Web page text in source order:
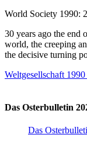
World Society 1990:
30 years ago the end
world, the creeping
the decisive turning
Weltgesellschaft
Das Osterbulletin
Das